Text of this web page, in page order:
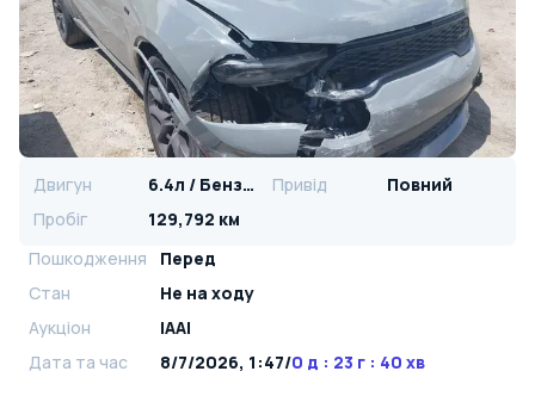
Двигун 6.4л / Бензин Привід
Повний
Пробіг
129,792 км
Пошкодження
Перед
Стан
Не на ходу
Аукціон
IAAI
Дата та час
8/7/2026, 1:47/0 д : 23 г : 40 хв